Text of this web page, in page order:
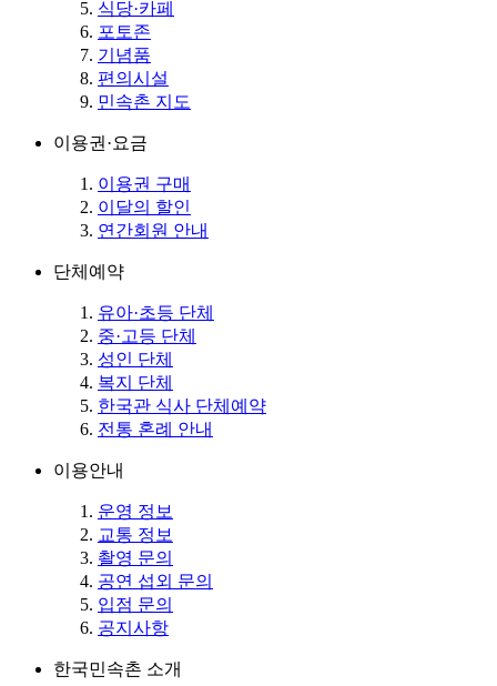
식당·카페
포토존
기념품
편의시설
민속촌 지도
이용권·요금
이용권 구매
이달의 할인
연간회원 안내
단체예약
유아·초등 단체
중·고등 단체
성인 단체
복지 단체
한국관 식사 단체예약
전통 혼례 안내
이용안내
운영 정보
교통 정보
촬영 문의
공연 섭외 문의
입점 문의
공지사항
한국민속촌 소개